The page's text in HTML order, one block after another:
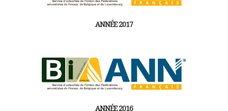
ANNÉE 2017
ANNÉE 2016